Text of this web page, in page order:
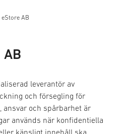
AB
leverantör av
och försegling för
och spårbarhet är
används när konfidentiella
känsligt innehåll ska